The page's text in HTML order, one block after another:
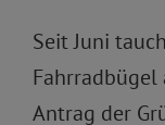
Seit Juni
Fahrradbügel
Antrag der